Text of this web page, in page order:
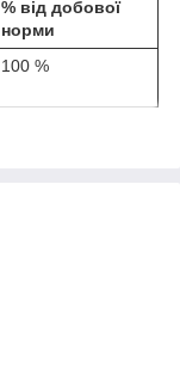
% від добової
норми
100 %